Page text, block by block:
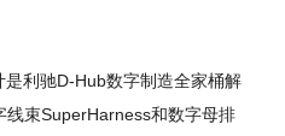
利驰D-Hub数字制造全家桶解
线束SuperHarness和数字母排